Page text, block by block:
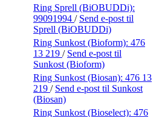
Ring Sprell (BiOBUDDi):
99091994 / Send e-post til
Sprell (BiOBUDDi)
Ring Sunkost (Bioform): 476
13 219 / Send e-post til
Sunkost (Bioform)
Ring Sunkost (Biosan): 476 13
219 / Send e-post til Sunkost
(Biosan)
Ring Sunkost (Bioselect): 476